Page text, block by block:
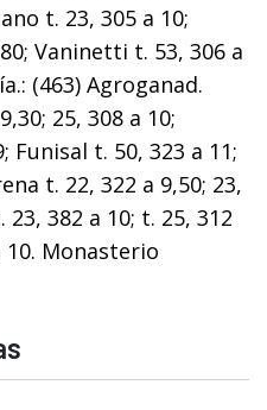
t. 23, 305 a 10;
Vaninetti t. 53, 306 a
(463) Agroganad.
25, 308 a 10;
Funisal t. 50, 323 a 11;
t. 22, 322 a 9,50; 23,
23, 382 a 10; t. 25, 312
10. Monasterio